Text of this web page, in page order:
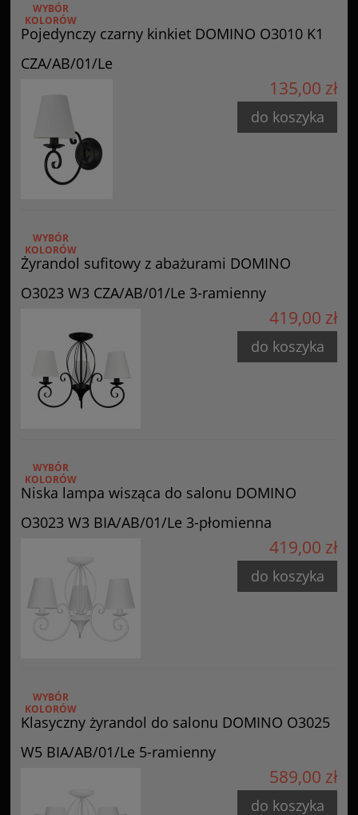
Pojedynczy czarny kinkiet DOMINO O3010 K1
CZA/AB/01/Le
WYBÓR
KOLORÓW
135,00 zł
do koszyka
Żyrandol sufitowy z abażurami DOMINO
O3023 W3 CZA/AB/01/Le 3-ramienny
WYBÓR
KOLORÓW
419,00 zł
do koszyka
Niska lampa wisząca do salonu DOMINO
O3023 W3 BIA/AB/01/Le 3-płomienna
WYBÓR
KOLORÓW
419,00 zł
do koszyka
Klasyczny żyrandol do salonu DOMINO O3025
W5 BIA/AB/01/Le 5-ramienny
WYBÓR
KOLORÓW
589,00 zł
do koszyka